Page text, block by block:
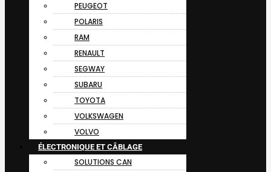
PEUGEOT
POLARIS
RAM
RENAULT
SEGWAY
SUBARU
TOYOTA
VOLKSWAGEN
VOLVO
ÉLECTRONIQUE ET CÂBLAGE
SOLUTIONS CAN